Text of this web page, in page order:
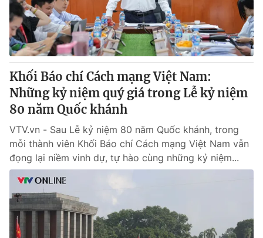
Thế giới đó đây
Câu chuyện quốc tế
Tài chính
Thị trường
Góc doanh nghiệp
Dữ liệu và đời sống
Truyền hình
Phim VTV
Hậu trường
Nhân vật
Khán giả
Giải sao mai
Giải trí
Âm nhạc
Sao
Đời sống
Du lịch
Làm đẹp
Chất lượng cuộc sống
Giáo dục
Tuyển sinh
Học trực tuyến
Công nghệ
Hitech Công nghệ tương lai
Giao lưu trực tuyến
Khối Báo chí Cách mạng Việt Nam:
Những kỷ niệm quý giá trong Lễ kỷ niệm
80 năm Quốc khánh
VTV.vn - Sau Lễ kỷ niệm 80 năm Quốc khánh, trong
mỗi thành viên Khối Báo chí Cách mạng Việt Nam vẫn
đọng lại niềm vinh dự, tự hào cùng những kỷ niệm...